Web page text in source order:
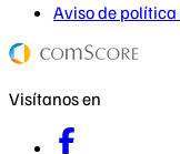
Aviso de política
Visítanos en